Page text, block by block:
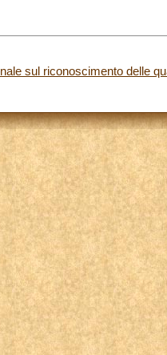
sul riconoscimento delle